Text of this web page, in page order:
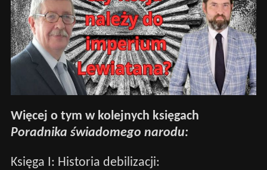
Więcej o tym w kolejnych księgach
Poradnika świadomego narodu:
Księga I: Historia debilizacji: